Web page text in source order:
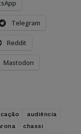
Telegram
Reddit
Mastodon
audiência
chassi